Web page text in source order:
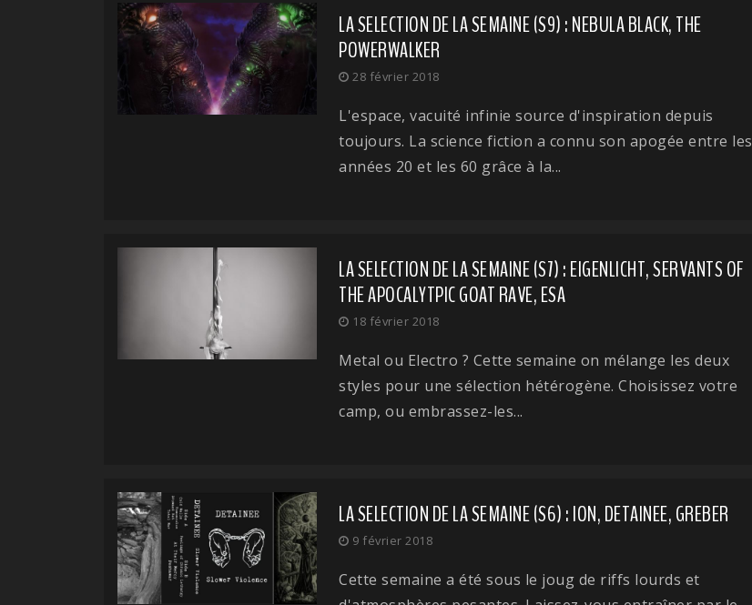
LA SELECTION DE LA SEMAINE (S9) : NEBULA BLACK, THE
POWERWALKER
28 février 2018
L'espace, vacuité infinie source d'inspiration depuis
toujours. La science fiction a connu son apogée entre les
années 20 et les 60 grâce à la...
LA SELECTION DE LA SEMAINE (S7) : EIGENLICHT, SERVANTS OF
THE APOCALYTPIC GOAT RAVE, ESA
18 février 2018
Metal ou Electro ? Cette semaine on mélange les deux
styles pour une sélection hétérogène. Choisissez votre
camp, ou embrassez-les...
LA SELECTION DE LA SEMAINE (S6) : ION, DETAINEE, GREBER
9 février 2018
Cette semaine a été sous le joug de riffs lourds et